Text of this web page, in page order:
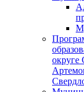
округе